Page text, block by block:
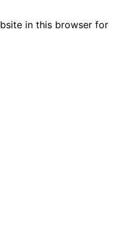
in this browser for